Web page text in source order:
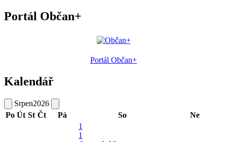
Portál Občan+
Portál Občan+
Kalendář
Srpen2026
Po Út St Čt Pá So
Ne
1
1